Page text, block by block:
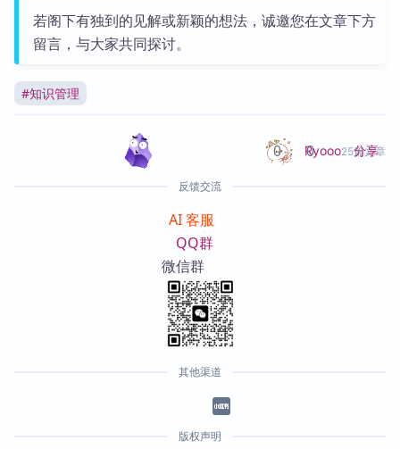
若阁下有独到的见解或新颖的想法，诚邀您在文章下方
留言，与大家共同探讨。
#知识管理
Ryooo25篇文章
0 0 分享
反馈交流
AI 客服
QQ群
微信群
其他渠道
版权声明